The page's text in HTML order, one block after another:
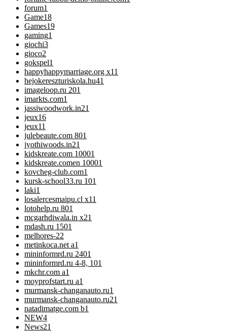
forum1
Game18
Games19
gaming1
giochi3
gioco2
gokspel1
happyhappymarriage.org x11
hejokereszturiskola.hu41
imageloop.ru 201
imarkts.com1
jassiwoodwork.in21
jeux16
jeux11
julebeaute.com 801
jyothiwoods.in21
kidskreate.com 10001
kidskreate.comen 10001
kovcheg-club.com1
kursk-school33.ru 101
laki1
losalercesmaipu.cl x11
lotohelp.ru 801
mcgarhdiwala.in x21
mdash.ru 1501
melhores-22
metinkoca.net a1
mininformrd.ru 2401
mininformrd.ru 4-8, 101
mkchr.com a1
moyprofstart.ru a1
murmansk-changanauto.ru1
murmansk-changanauto.ru21
natadimatge.com b1
NEW4
News21